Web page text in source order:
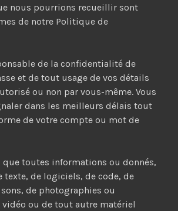
nous pourrions recueillir sont
de notre Politique de
de la confidentialité de
et de tout usage de vos détails
ou non par vous-même. Vous
dans les meilleurs délais tout
de votre compte ou mot de
que toutes informations ou donnés,
texte, de logiciels, de code, de
de photographies ou
ou de tout autre matériel